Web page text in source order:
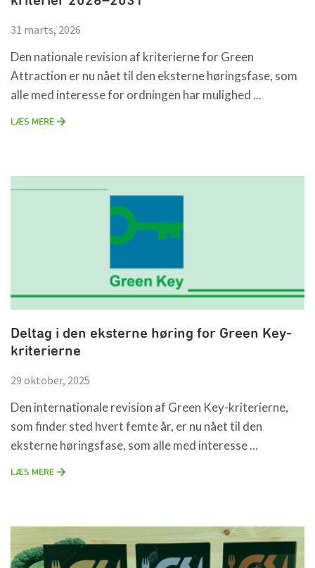
31 marts, 2026
Den nationale revision af kriterierne for Green
Attraction er nu nået til den eksterne høringsfase, som
alle med interesse for ordningen har mulighed ...
LÆS MERE
Deltag i den eksterne høring for Green Key-
kriterierne
29 oktober, 2025
Den internationale revision af Green Key-kriterierne,
som finder sted hvert femte år, er nu nået til den
eksterne høringsfase, som alle med interesse ...
LÆS MERE